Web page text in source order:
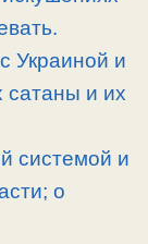
Украиной и
сатаны и их
системой и
о